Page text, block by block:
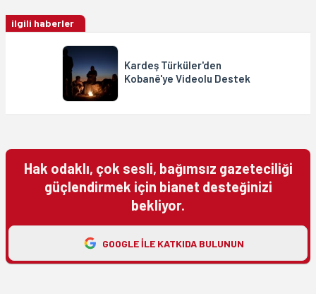
ilgili haberler
Kardeş Türküler'den
Kobanê'ye Videolu Destek
Hak odaklı, çok sesli, bağımsız gazeteciliği
güçlendirmek için bianet desteğinizi
bekliyor.
GOOGLE ILE KATKIDA BULUNUN